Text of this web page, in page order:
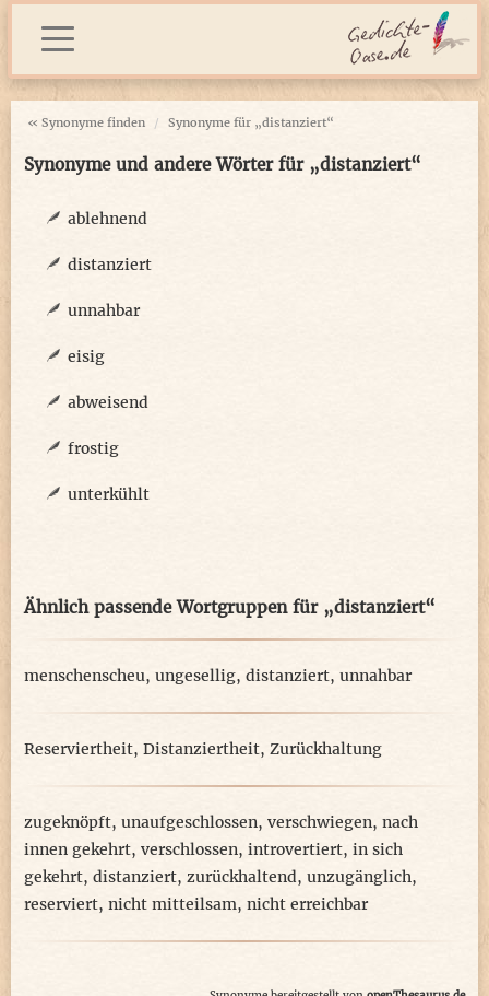
« Synonyme finden Synonyme für „distanziert“
Synonyme und andere Wörter für „distanziert“
ablehnend
distanziert
unnahbar
eisig
abweisend
frostig
unterkühlt
Ähnlich passende Wortgruppen für „distanziert“
menschenscheu, ungesellig, distanziert, unnahbar
Reserviertheit, Distanziertheit, Zurückhaltung
zugeknöpft, unaufgeschlossen, verschwiegen, nach
innen gekehrt, verschlossen, introvertiert, in sich
gekehrt, distanziert, zurückhaltend, unzugänglich,
reserviert, nicht mitteilsam, nicht erreichbar